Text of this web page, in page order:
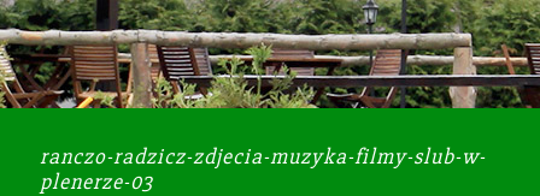
ranczo-radzicz-zdjecia-muzyka-filmy-slub-w-
plenerze-03